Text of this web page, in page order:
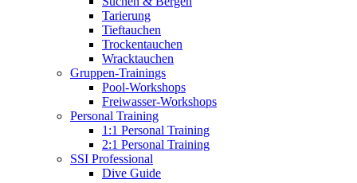
Tarierung
Tieftauchen
Trockentauchen
Wracktauchen
Gruppen-Trainings
Pool-Workshops
Freiwasser-Workshops
Personal Training
1:1 Personal Training
2:1 Personal Training
SSI Professional
Dive Guide